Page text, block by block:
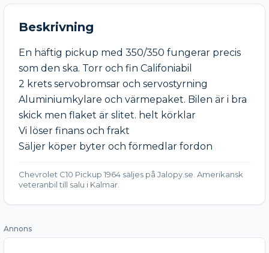
Beskrivning
En häftig pickup med 350/350 fungerar precis
som den ska. Torr och fin Califoniabil
2 krets servobromsar och servostyrning
Aluminiumkylare och värmepaket. Bilen är i bra
skick men flaket är slitet. helt körklar
Vi löser finans och frakt
Säljer köper byter och förmedlar fordon
Chevrolet C10 Pickup 1964 säljes på Jalopy.se. Amerikansk
veteranbil till salu i Kalmar.
Annons